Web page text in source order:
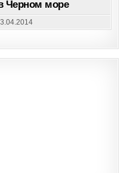
ВМФ
Черном море